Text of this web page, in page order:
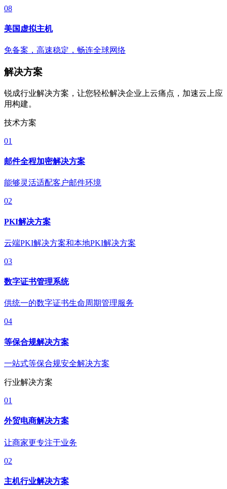
08
美国虚拟主机
免备案，高速稳定，畅连全球网络
解决方案
锐成行业解决方案，让您轻松解决企业上云痛点，加速云上应
用构建。
技术方案
01
邮件全程加密解决方案
能够灵活适配客户邮件环境
02
PKI解决方案
云端PKI解决方案和本地PKI解决方案
03
数字证书管理系统
供统一的数字证书生命周期管理服务
04
等保合规解决方案
一站式等保合规安全解决方案
行业解决方案
01
外贸电商解决方案
让商家更专注于业务
02
主机行业解决方案